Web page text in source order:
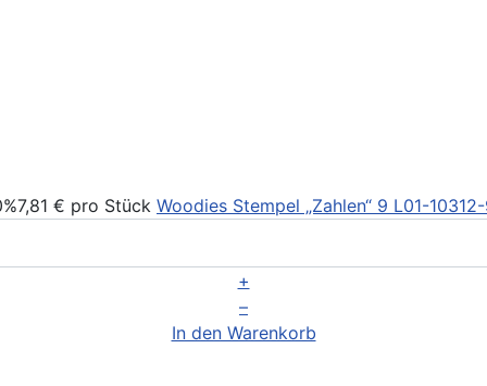
7,81 € pro Stück Woodies Stempel „Zahlen“ 9 L01-
+
–
In den Warenkorb